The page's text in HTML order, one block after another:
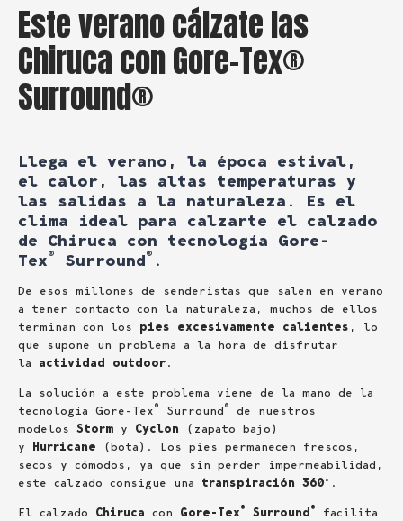
Este verano cálzate las
Chiruca con Gore-Tex®
Surround®
Llega el verano, la época estival,
el calor, las altas temperaturas y
las salidas a la naturaleza. Es el
clima ideal para calzarte el calzado
de Chiruca con tecnología Gore-
Tex® Surround® .
De esos millones de senderistas que salen en verano
a tener contacto con la naturaleza, muchos de ellos
terminan con los pies excesivamente calientes , lo
que supone un problema a la hora de disfrutar
la actividad outdoor .
La solución a este problema viene de la mano de la
tecnología Gore-Tex® Surround®
de nuestros
modelos Storm y Cyclon (zapato bajo)
y
Hurricane (bota). Los pies permanecen frescos,
secos y cómodos, ya que sin perder impermeabilidad,
este calzado consigue una transpiración 360º .
El calzado Chiruca con Gore-Tex® Surround ®
facilita